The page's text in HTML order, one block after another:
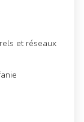
et réseaux